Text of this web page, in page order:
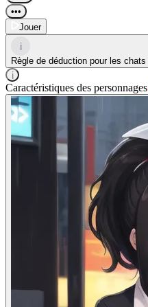
•••
Jouer
i
Règle de déduction pour les chats
i
Caractéristiques des personnages